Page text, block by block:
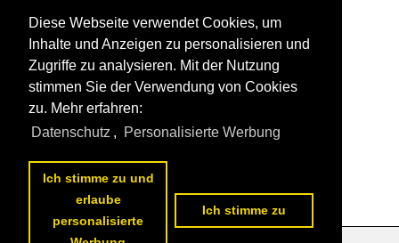
Diese Webseite verwendet Cookies, um
Inhalte und Anzeigen zu personalisieren und
Zugriffe zu analysieren. Mit der Nutzung
stimmen Sie der Verwendung von Cookies
zu. Mehr erfahren:
Datenschutz , Personalisierte Werbung
Ich stimme zu und
erlaube
personalisierte
Ich stimme zu